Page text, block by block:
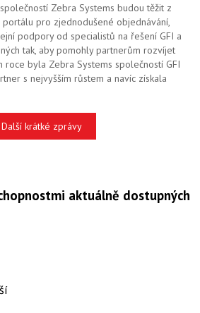
Zebra Systems budou těžit z
pro zjednodušené objednávání,
podpory od specialistů na řešení GFI a
tak, aby pomohly partnerům rozvíjet
roce byla Zebra Systems společností GFI
s nejvyšším růstem a navíc získala
Další krátké zprávy
aktuálně dostupných